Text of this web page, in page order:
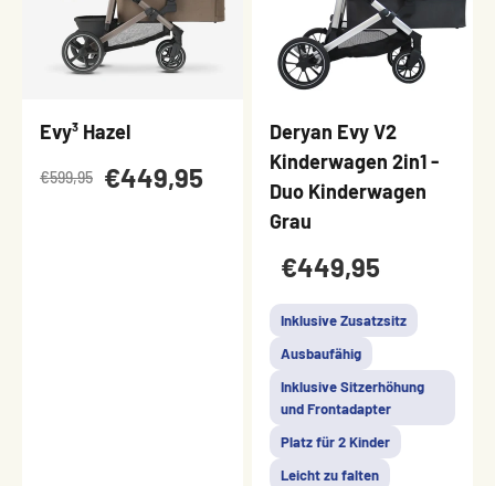
Evy³ Hazel
€599,95 €449,95
Deryan Evy V2
Kinderwagen 2in1 -
Duo Kinderwagen
Grau
€449,95
Inklusive Zusatzsitz
Ausbaufähig
Inklusive Sitzerhöhung
und Frontadapter
Platz für 2 Kinder
Leicht zu falten